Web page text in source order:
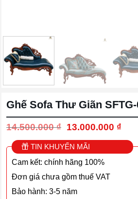
Ghế Sofa Thư Giãn
14.500.000₫ Giá
là:
14.500.000 ₫.
13.000.000 ₫Giá
tại
là:
TIN KHUYẾN MÃI
Cam kết: chính hãng 100%
Đơn giá chưa gồm thuế VAT
Bảo hành: 3-5 năm